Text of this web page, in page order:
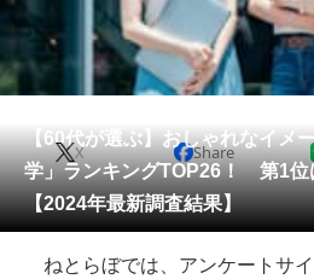
住まい 教育
動物 リサ
会員記事
メディア
注目記事を集めた総合ページ
【60代が選ぶ】おしゃれなイメ
学」ランキングTOP26！ 第1位
【2024年最新調査結果】
X Share
ねとらぼでは、アンケートサ